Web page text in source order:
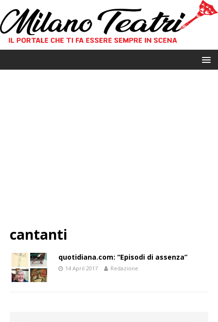
cantanti
quotidiana.com: “Episodi di assenza”
14 April 2017 Redazione